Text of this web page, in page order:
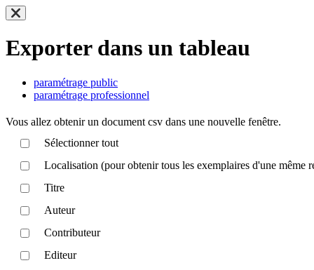
Exporter dans un tableau
paramétrage public
paramétrage professionnel
Vous allez obtenir un document csv dans une nouvelle fenêtre.
Sélectionner tout
Localisation (pour obtenir tous les exemplaires d'une même
Titre
Auteur
Contributeur
Editeur